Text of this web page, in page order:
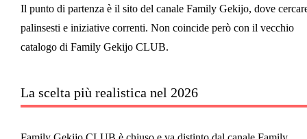
Il punto di partenza è il sito del canale Family Gekijo, dove
palinsesti e iniziative correnti. Non coincide però con il vecchio
catalogo di Family Gekijo CLUB.
La scelta più realistica nel 2026